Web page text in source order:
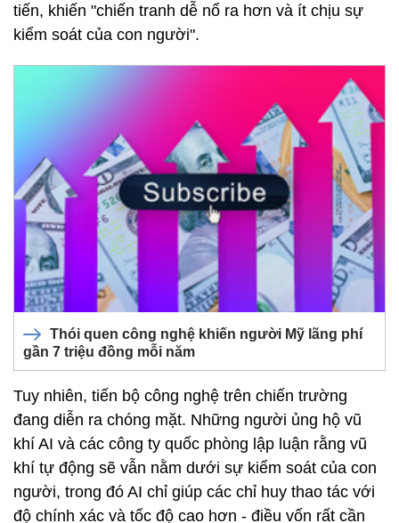
tiến, khiến "chiến tranh dễ nổ ra hơn và ít chịu sự
kiểm soát của con người".
Thói quen công nghệ khiến người Mỹ lãng phí
gần 7 triệu đồng mỗi năm
Tuy nhiên, tiến bộ công nghệ trên chiến trường
đang diễn ra chóng mặt. Những người ủng hộ vũ
khí AI và các công ty quốc phòng lập luận rằng vũ
khí tự động sẽ vẫn nằm dưới sự kiểm soát của con
người, trong đó AI chỉ giúp các chỉ huy thao tác với
độ chính xác và tốc độ cao hơn - điều vốn rất cần